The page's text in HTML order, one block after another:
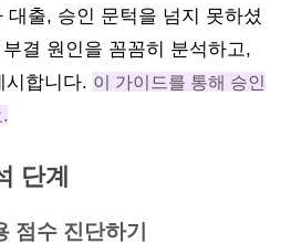
대출, 승인 문턱을 넘지 못하셨
결 원인을 꼼꼼히 분석하고,
시합니다. 이 가이드를 통해 승인
단계
점수 진단하기